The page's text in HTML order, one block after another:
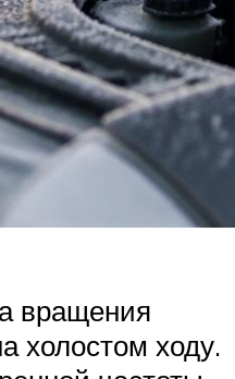
вращения
холостом ходу.